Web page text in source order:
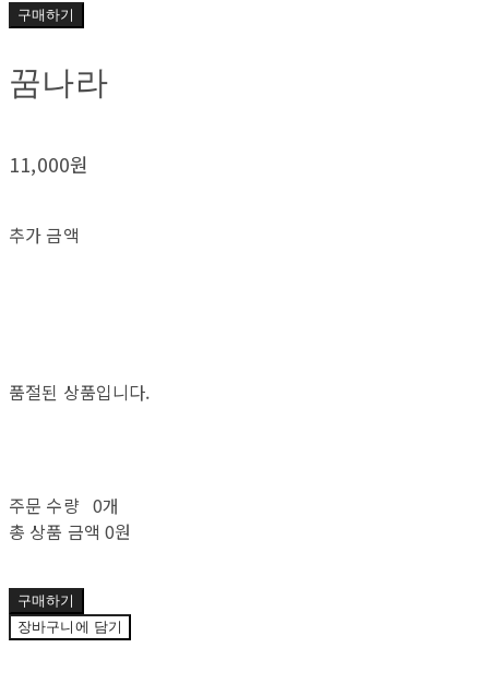
구매하기
꿈나라
11,000원
추가 금액
품절된 상품입니다.
주문 수량 0개
총 상품 금액 0원
구매하기
장바구니에 담기